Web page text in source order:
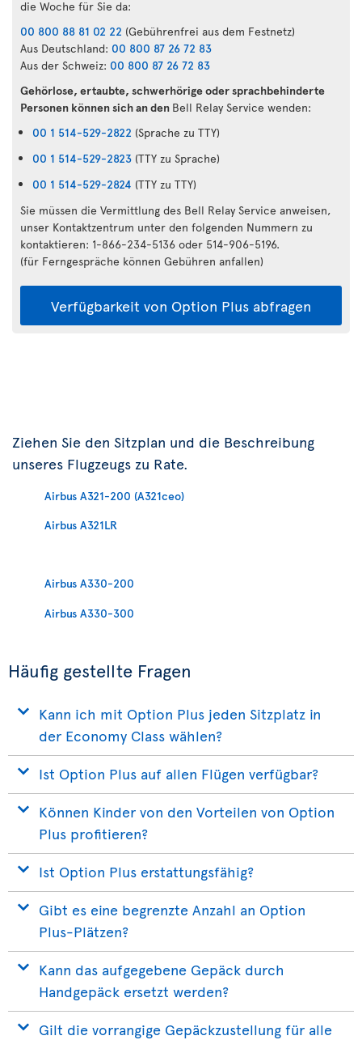
die Woche für Sie da:
00 800 88 81 02 22 (Gebührenfrei aus dem Festnetz)
Aus Deutschland: 00 800 87 26 72 83
Aus der Schweiz: 00 800 87 26 72 83
Gehörlose, ertaubte, schwerhörige oder sprachbehinderte
Personen können sich an den Bell Relay Service wenden:
00 1 514-529-2822 (Sprache zu TTY)
00 1 514-529-2823 (TTY zu Sprache)
00 1 514-529-2824 (TTY zu TTY)
Sie müssen die Vermittlung des Bell Relay Service anweisen,
unser Kontaktzentrum unter den folgenden Nummern zu
kontaktieren: 1-866-234-5136 oder 514-906-5196.
(für Ferngespräche können Gebühren anfallen)
Verfügbarkeit von Option Plus abfragen
Ziehen Sie den Sitzplan und die Beschreibung
unseres Flugzeugs zu Rate.
Airbus A321-200 (A321ceo)
Airbus A321LR
Airbus A330-200
Airbus A330-300
Häufig gestellte Fragen
Kann ich mit Option Plus jeden Sitzplatz in
der Economy Class wählen?
Ist Option Plus auf allen Flügen verfügbar?
Können Kinder von den Vorteilen von Option
Plus profitieren?
Ist Option Plus erstattungsfähig?
Gibt es eine begrenzte Anzahl an Option
Plus-Plätzen?
Kann das aufgegebene Gepäck durch
Handgepäck ersetzt werden?
Gilt die vorrangige Gepäckzustellung für alle